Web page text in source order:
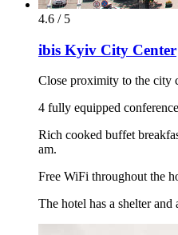
4.6 / 5
ibis Kyiv City Center
Close proximity to the city
4 fully equipped
Rich cooked buffet
am.
Free WiFi throughout the
The hotel has a shelter and